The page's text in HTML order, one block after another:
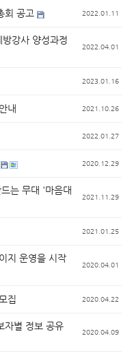
회 공고 2022.01.11
강사 양성과정
2022.04.01
2023.01.16
내 2021.10.26
2022.01.27
2020.12.29
는 무대 '마음대
2021.11.29
2021.01.25
지 운영을 시작
2020.04.01
집 2020.04.22
자별 정보 공유
2020.04.09